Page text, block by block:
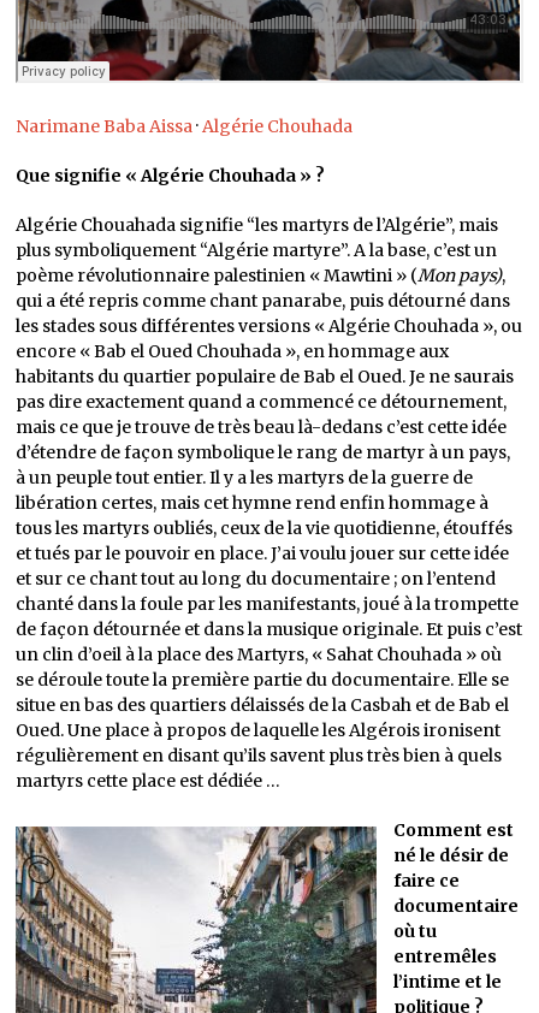
Narimane Baba Aissa·Algérie Chouhada
Que signifie « Algérie Chouhada » ?
Algérie Chouahada signifie “les martyrs de l’Algérie”, mais
plus symboliquement “Algérie martyre”. A la base, c’est un
poème révolutionnaire palestinien « Mawtini » (Mon pays),
qui a été repris comme chant panarabe, puis détourné dans
les stades sous différentes versions « Algérie Chouhada », ou
encore « Bab el Oued Chouhada », en hommage aux
habitants du quartier populaire de Bab el Oued. Je ne saurais
pas dire exactement quand a commencé ce détournement,
mais ce que je trouve de très beau là-dedans c’est cette idée
d’étendre de façon symbolique le rang de martyr à un pays,
à un peuple tout entier. Il y a les martyrs de la guerre de
libération certes, mais cet hymne rend enfin hommage à
tous les martyrs oubliés, ceux de la vie quotidienne, étouffés
et tués par le pouvoir en place. J’ai voulu jouer sur cette idée
et sur ce chant tout au long du documentaire ; on l’entend
chanté dans la foule par les manifestants, joué à la trompette
de façon détournée et dans la musique originale. Et puis c’est
un clin d’oeil à la place des Martyrs, « Sahat Chouhada » où
se déroule toute la première partie du documentaire. Elle se
situe en bas des quartiers délaissés de la Casbah et de Bab el
Oued. Une place à propos de laquelle les Algérois ironisent
régulièrement en disant qu’ils savent plus très bien à quels
martyrs cette place est dédiée …
Comment est
né le désir de
faire ce
documentaire
où tu
entremêles
l’intime et le
politique ?